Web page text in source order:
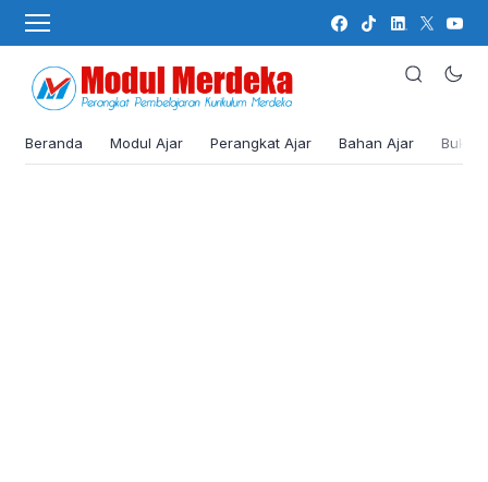
Beranda Modul Ajar Perangkat Ajar Bahan Ajar Buku